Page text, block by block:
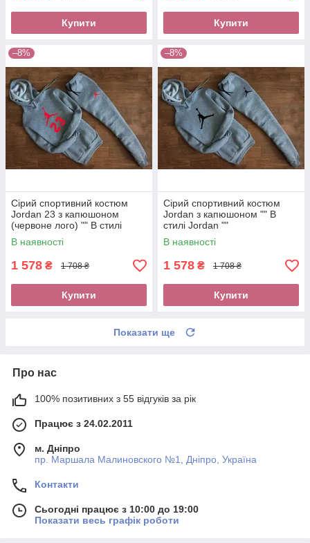
Купити Купити
–8%
Сірий спортивний костюм
Jordan 23 з капюшоном
(червоне лого) "" В стилі
Jordan ""
В наявності
1 578 ₴ 1 708 ₴
Купити
–8%
Сірий спортивний костюм
Jordan з капюшоном "" В
стилі Jordan ""
В наявності
1 578 ₴ 1 708 ₴
Купити
Показати ще
Про нас
100% позитивних з 55 відгуків за рік
Працює з 24.02.2011
м. Дніпро
пр. Маршала Малиновского №1, Дніпро, Україна
Контакти
Сьогодні працює з 10:00 до 19:00
Показати весь графік роботи